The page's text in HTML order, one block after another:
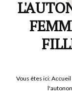
Vous êtes ici:Accueil